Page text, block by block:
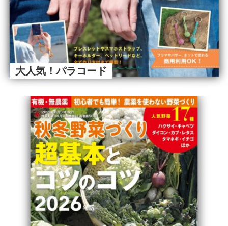
大人気！パラコード